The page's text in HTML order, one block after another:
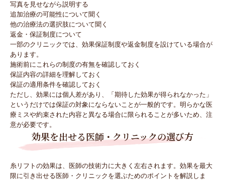
写真を見せながら説明する
追加治療の可能性について聞く
他の治療法の選択肢について聞く
返金・保証制度について
一部のクリニックでは、効果保証制度や返金制度を設けている場合が
あります。
施術前にこれらの制度の有無を確認しておく
保証内容の詳細を理解しておく
保証の適用条件を確認しておく
ただし、効果には個人差があり、「期待した効果が得られなかった」
というだけでは保証の対象にならないことが一般的です。明らかな医
療ミスや約束された内容と異なる場合に限られることが多いため、注
意が必要です。
効果を出せる医師・クリニックの選び方
糸リフトの効果は、医師の技術力に大きく左右されます。効果を最大
限に引き出せる医師・クリニックを選ぶためのポイントを解説しま